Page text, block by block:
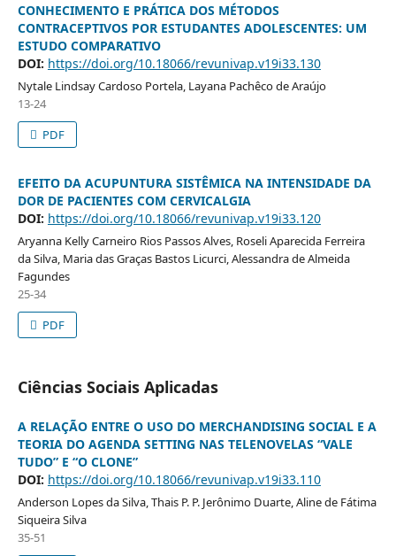
CONHECIMENTO E PRÁTICA DOS MÉTODOS
CONTRACEPTIVOS POR ESTUDANTES ADOLESCENTES: UM
ESTUDO COMPARATIVO
DOI: https://doi.org/10.18066/revunivap.v19i33.130
Nytale Lindsay Cardoso Portela, Layana Pachêco de Araújo
13-24
PDF
EFEITO DA ACUPUNTURA SISTÊMICA NA INTENSIDADE DA
DOR DE PACIENTES COM CERVICALGIA
DOI: https://doi.org/10.18066/revunivap.v19i33.120
Aryanna Kelly Carneiro Rios Passos Alves, Roseli Aparecida Ferreira
da Silva, Maria das Graças Bastos Licurci, Alessandra de Almeida
Fagundes
25-34
PDF
Ciências Sociais Aplicadas
A RELAÇÃO ENTRE O USO DO MERCHANDISING SOCIAL E A
TEORIA DO AGENDA SETTING NAS TELENOVELAS “VALE
TUDO” E “O CLONE”
DOI: https://doi.org/10.18066/revunivap.v19i33.110
Anderson Lopes da Silva, Thais P. P. Jerônimo Duarte, Aline de Fátima
Siqueira Silva
35-51